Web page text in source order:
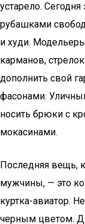
устарело.
рубашками
и худи.
карманов,
дополнить свой
фасонами.
носить брюки с
мокасинами.
Последняя вещь,
мужчины, — это
куртка-авиатор.
черным цветом.